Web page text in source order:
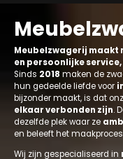
Meubelzwagerij maakt
en persoonlijke
Sinds 2018 maken de
hun gedeelde liefde voor
bijzonder maakt, is dat
elkaar verbonden zijn.
dezelfde plek waar ze
en beleeft het
Wij zijn gespecialiseerd in